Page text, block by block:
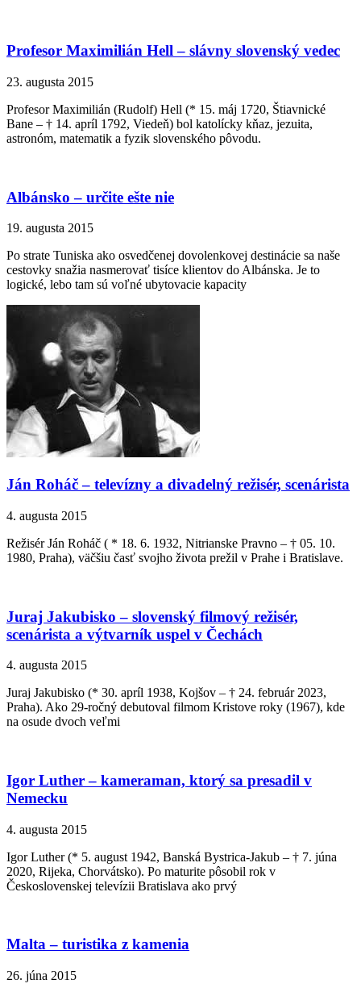
Profesor Maximilián Hell – slávny slovenský vedec
23. augusta 2015
Profesor Maximilián (Rudolf) Hell (* 15. máj 1720, Štiavnické
Bane – † 14. apríl 1792, Viedeň) bol katolícky kňaz, jezuita,
astronóm, matematik a fyzik slovenského pôvodu.
Albánsko – určite ešte nie
19. augusta 2015
Po strate Tuniska ako osvedčenej dovolenkovej destinácie sa naše
cestovky snažia nasmerovať tisíce klientov do Albánska. Je to
logické, lebo tam sú voľné ubytovacie kapacity
Ján Roháč – televízny a divadelný režisér, scenárista
4. augusta 2015
Režisér Ján Roháč ( * 18. 6. 1932, Nitrianske Pravno – † 05. 10.
1980, Praha), väčšiu časť svojho života prežil v Prahe i Bratislave.
Juraj Jakubisko – slovenský filmový režisér,
scenárista a výtvarník uspel v Čechách
4. augusta 2015
Juraj Jakubisko (* 30. apríl 1938, Kojšov – † 24. február 2023,
Praha). Ako 29-ročný debutoval filmom Kristove roky (1967), kde
na osude dvoch veľmi
Igor Luther – kameraman, ktorý sa presadil v
Nemecku
4. augusta 2015
Igor Luther (* 5. august 1942, Banská Bystrica-Jakub – † 7. júna
2020, Rijeka, Chorvátsko). Po maturite pôsobil rok v
Československej televízii Bratislava ako prvý
Malta – turistika z kamenia
26. júna 2015